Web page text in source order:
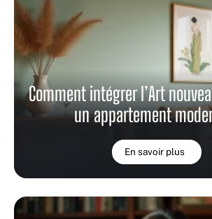
Comment intégrer l’Art
un appartement
En savoir plus